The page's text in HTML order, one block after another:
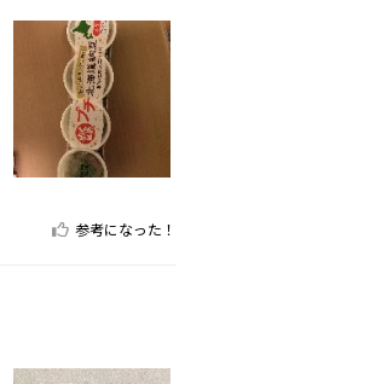
参考になった！